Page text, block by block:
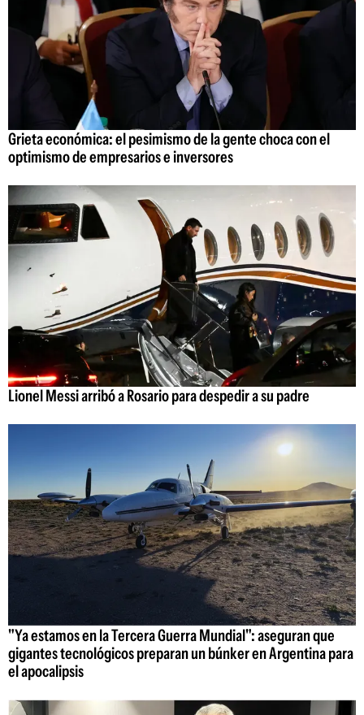
Grieta económica: el pesimismo de la gente choca con el
optimismo de empresarios e inversores
Lionel Messi arribó a Rosario para despedir a su padre
"Ya estamos en la Tercera Guerra Mundial": aseguran que
gigantes tecnológicos preparan un búnker en Argentina para
el apocalipsis